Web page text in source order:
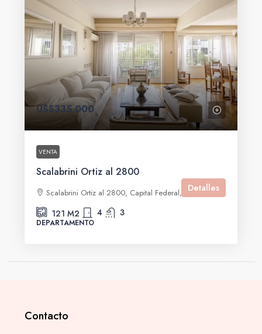
U$S335,000
VENTA
Scalabrini Ortiz al 2800
Scalabrini Ortiz al 2800, Capital Federal, Argentina
121 M2 4 3
DEPARTAMENTO
Detalles
Contacto